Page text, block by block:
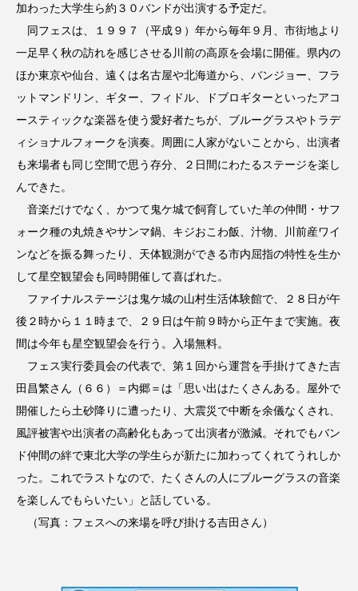
加わった大学生ら約３０バンドが出演する予定だ。
同フェスは、１９９７（平成９）年から毎年９月、市街地より
一足早く秋の訪れを感じさせる川前の高原を会場に開催。県内の
ほか東京や仙台、遠くは名古屋や北海道から、バンジョー、フラ
ットマンドリン、ギター、フィドル、ドブロギターといったアコ
ースティックな楽器を使う愛好者たちが、ブルーグラスやトラデ
ィショナルフォークを演奏。周囲に人家がないことから、出演者
も来場者も同じ空間で思う存分、２日間にわたるステージを楽し
んできた。
音楽だけでなく、かつて鬼ケ城で飼育していた羊の仲間・サフ
ォーク種の丸焼きやサンマ鍋、キジおこわ飯、汁物、川前産ワイ
ンなどを振る舞ったり、天体観測ができる市内屈指の特性を生か
して星空観望会も同時開催して喜ばれた。
ファイナルステージは鬼ケ城の山村生活体験館で、２８日が午
後２時から１１時まで、２９日は午前９時から正午まで実施。夜
間は今年も星空観望会を行う。入場無料。
フェス実行委員会の代表で、第１回から運営を手掛けてきた吉
田昌繁さん（６６）＝内郷＝は「思い出はたくさんある。屋外で
開催したら土砂降りに遭ったり、大震災で中断を余儀なくされ、
風評被害や出演者の高齢化もあって出演者が激減。それでもバン
ド仲間の絆で東北大学の学生らが新たに加わってくれてうれしか
った。これでラストなので、たくさんの人にブルーグラスの音楽
を楽しんでもらいたい」と話している。
（写真：フェスへの来場を呼び掛ける吉田さん）